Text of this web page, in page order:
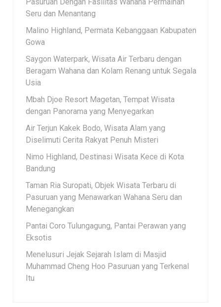
Seru dan Menantang
Malino Highland, Permata Kebanggaan Kabupaten
Gowa
Saygon Waterpark, Wisata Air Terbaru dengan
Beragam Wahana dan Kolam Renang untuk Segala
Usia
Mbah Djoe Resort Magetan, Tempat Wisata
dengan Panorama yang Menyegarkan
Air Terjun Kakek Bodo, Wisata Alam yang
Diselimuti Cerita Rakyat Penuh Misteri
Nimo Highland, Destinasi Wisata Kece di Kota
Bandung
Taman Ria Suropati, Objek Wisata Terbaru di
Pasuruan yang Menawarkan Wahana Seru dan
Menegangkan
Pantai Coro Tulungagung, Pantai Perawan yang
Eksotis
Menelusuri Jejak Sejarah Islam di Masjid
Muhammad Cheng Hoo Pasuruan yang Terkenal
Itu